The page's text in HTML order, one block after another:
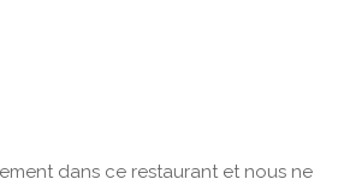
dans ce restaurant et nous ne